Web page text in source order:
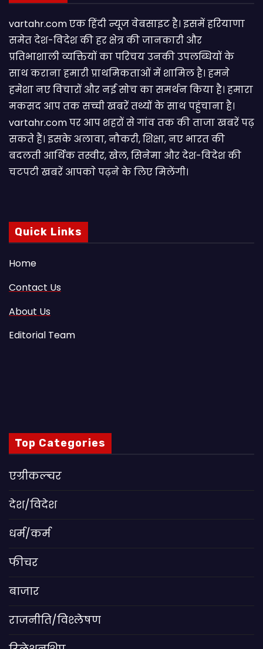
vartahr.com एक हिंदी न्यूज वेबसाइट है। इसमें हरियाणा
समेत देश-विदेश की हर क्षेत्र की जानकारी और
प्रतिभाशाली व्यक्तियों का परिचय उनकी उपलब्धियों के
साथ कराना हमारी प्राथमिकताओं में शामिल है। हमने
हमेशा नए विचारों और नई सोच का समर्थन किया है। हमारा
मकसद आप तक सच्ची खबरें तथ्यों के साथ पहुंचाना है।
vartahr.com पर आप शहरों से गांव तक की ताजा खबरें पढ़
सकते हैं। इसके अलावा, नौकरी, शिक्षा, नए भारत की
बदलती आर्थिक तस्वीर, खेल, सिनेमा और देश-विदेश की
चटपटी खबरें आपकाे पढ़ने के लिए मिलेंगी।
Quick Links
Home
Contact Us
About Us
Editorial Team
Top Categories
एग्रीकल्चर
देश/विदेश
धर्म/कर्म
फीचर
बाजार
राजनीति/विश्लेषण